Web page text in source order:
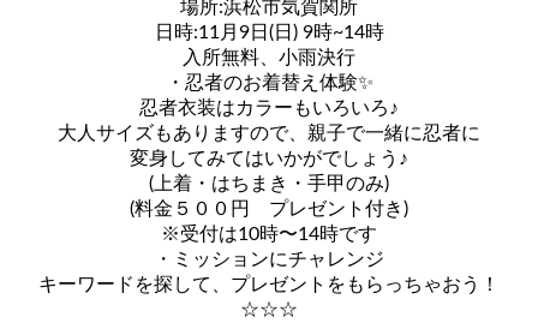
場所:浜松市気賀関所
日時:11月9日(日) 9時~14時
入所無料、小雨決行
・忍者のお着替え体験✨️
忍者衣装はカラーもいろいろ♪
大人サイズもありますので、親子で一緒に忍者に
変身してみてはいかがでしょう♪
(上着・はちまき・手甲のみ)
(料金５００円 プレゼント付き)
※受付は10時〜14時です
・ミッションにチャレンジ
キーワードを探して、プレゼントをもらっちゃおう！
☆☆☆